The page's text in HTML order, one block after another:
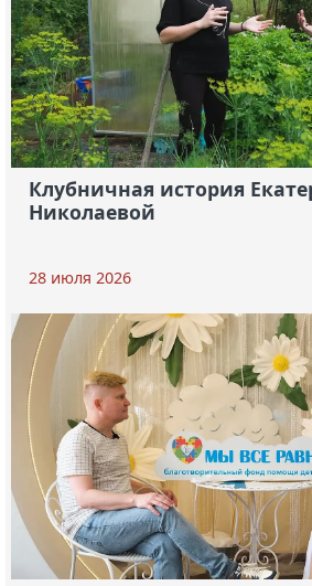
Клубничная история
Николаевой
28 июля 2026